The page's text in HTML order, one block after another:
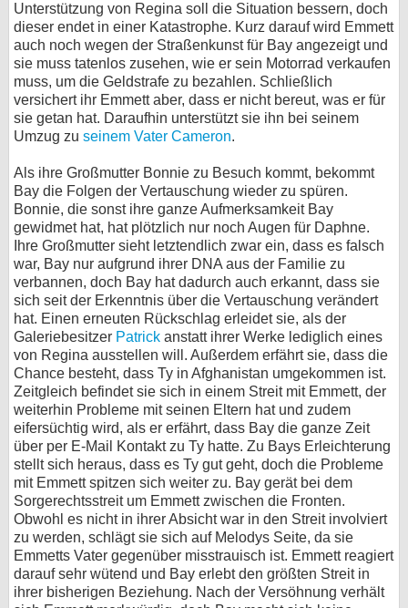
Unterstützung von Regina soll die Situation bessern, doch
dieser endet in einer Katastrophe. Kurz darauf wird Emmett
auch noch wegen der Straßenkunst für Bay angezeigt und
sie muss tatenlos zusehen, wie er sein Motorrad verkaufen
muss, um die Geldstrafe zu bezahlen. Schließlich
versichert ihr Emmett aber, dass er nicht bereut, was er für
sie getan hat. Daraufhin unterstützt sie ihn bei seinem
Umzug zu seinem Vater Cameron.
Als ihre Großmutter Bonnie zu Besuch kommt, bekommt
Bay die Folgen der Vertauschung wieder zu spüren.
Bonnie, die sonst ihre ganze Aufmerksamkeit Bay
gewidmet hat, hat plötzlich nur noch Augen für Daphne.
Ihre Großmutter sieht letztendlich zwar ein, dass es falsch
war, Bay nur aufgrund ihrer DNA aus der Familie zu
verbannen, doch Bay hat dadurch auch erkannt, dass sie
sich seit der Erkenntnis über die Vertauschung verändert
hat. Einen erneuten Rückschlag erleidet sie, als der
Galeriebesitzer Patrick anstatt ihrer Werke lediglich eines
von Regina ausstellen will. Außerdem erfährt sie, dass die
Chance besteht, dass Ty in Afghanistan umgekommen ist.
Zeitgleich befindet sie sich in einem Streit mit Emmett, der
weiterhin Probleme mit seinen Eltern hat und zudem
eifersüchtig wird, als er erfährt, dass Bay die ganze Zeit
über per E-Mail Kontakt zu Ty hatte. Zu Bays Erleichterung
stellt sich heraus, dass es Ty gut geht, doch die Probleme
mit Emmett spitzen sich weiter zu. Bay gerät bei dem
Sorgerechtsstreit um Emmett zwischen die Fronten.
Obwohl es nicht in ihrer Absicht war in den Streit involviert
zu werden, schlägt sie sich auf Melodys Seite, da sie
Emmetts Vater gegenüber misstrauisch ist. Emmett reagiert
darauf sehr wütend und Bay erlebt den größten Streit in
ihrer bisherigen Beziehung. Nach der Versöhnung verhält